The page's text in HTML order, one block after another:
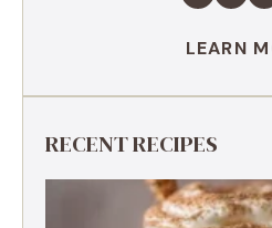
LEARN
RECENT RECIPES